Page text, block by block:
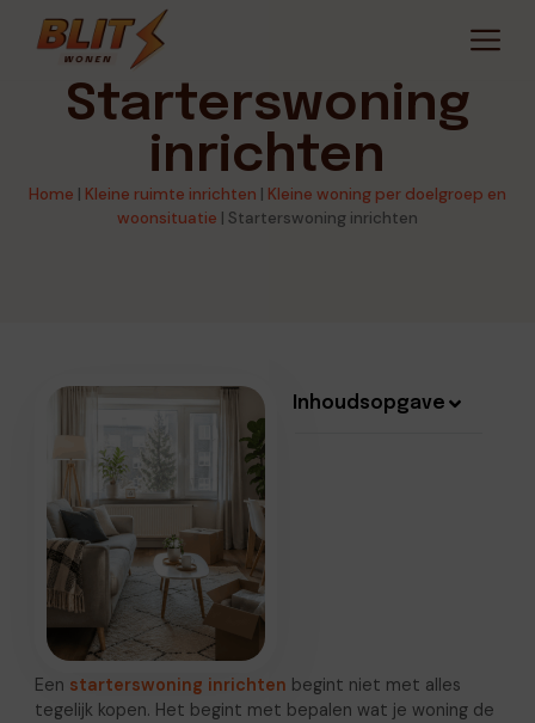
Starterswoning
inrichten
Home | Kleine ruimte inrichten | Kleine woning per doelgroep en
woonsituatie | Starterswoning inrichten
Een starterswoning inrichten begint niet met alles
tegelijk kopen. Het begint met bepalen wat je woning de
Inhoudsopgave